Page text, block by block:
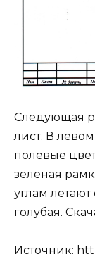
Следующая
лист. В
полевые
зеленая
углам
голубая.
Источник: